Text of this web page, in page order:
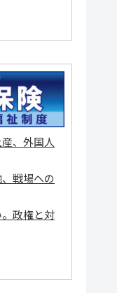
、外国人
戦場への
政権と対